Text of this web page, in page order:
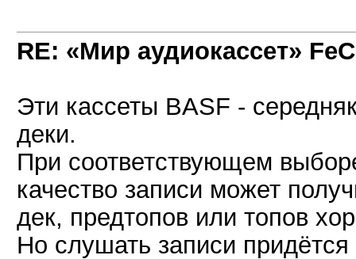
RE: «Мир аудиокассет»
Эти кассеты BASF -
деки.
При соответствующем
качество записи может
дек, предтопов или топов
Но слушать записи придётся